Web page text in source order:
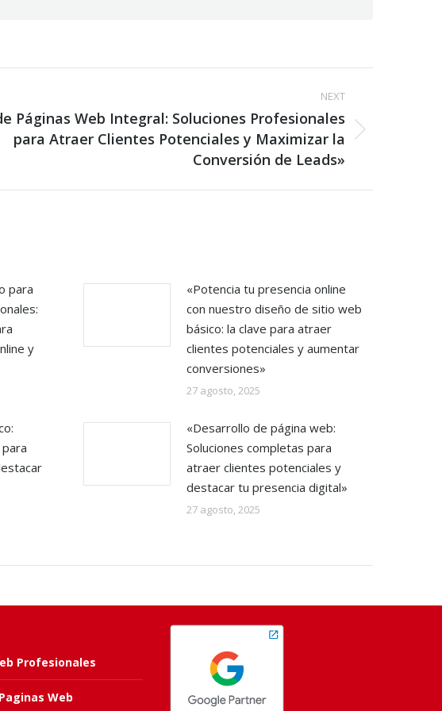
NEXT
Páginas Web Integral: Soluciones Profesionales
para Atraer Clientes Potenciales y Maximizar la
Conversión de Leads»
para
y
«Potencia tu presencia online
con nuestro diseño de sitio web
básico: la clave para atraer
clientes potenciales y aumentar
conversiones»
27 agosto, 2025
«Desarrollo de página web:
Soluciones completas para
atraer clientes potenciales y
destacar tu presencia digital»
27 agosto, 2025
Profesionales
Web